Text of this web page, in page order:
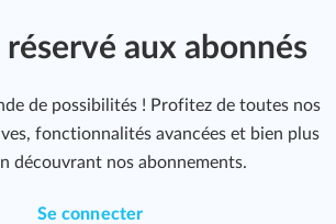
aux abonnés
de possibilités ! Profitez de toutes nos
fonctionnalités avancées et bien plus
découvrant nos abonnements.
Se connecter